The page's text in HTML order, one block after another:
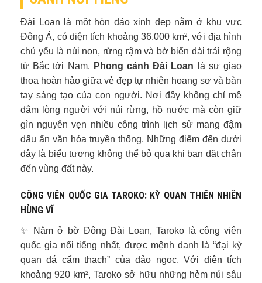
Đài Loan là một hòn đảo xinh đẹp nằm ở khu vực
Đông Á, có diện tích khoảng 36.000 km², với địa hình
chủ yếu là núi non, rừng rậm và bờ biển dài trải rộng
từ Bắc tới Nam. Phong cảnh Đài Loan là sự giao
thoa hoàn hảo giữa vẻ đẹp tự nhiên hoang sơ và bàn
tay sáng tạo của con người. Nơi đây không chỉ mê
đắm lòng người với núi rừng, hồ nước mà còn giữ
gìn nguyên vẹn nhiều công trình lịch sử mang đậm
dấu ấn văn hóa truyền thống. Những điểm đến dưới
đây là biểu tượng không thể bỏ qua khi bạn đặt chân
đến vùng đất này.
CÔNG VIÊN QUỐC GIA TAROKO: KỲ QUAN THIÊN NHIÊN
HÙNG VĨ
✨ Nằm ở bờ Đông Đài Loan, Taroko là công viên
quốc gia nổi tiếng nhất, được mệnh danh là “đại kỳ
quan đá cẩm thạch” của đảo ngọc. Với diện tích
khoảng 920 km², Taroko sở hữu những hẻm núi sâu